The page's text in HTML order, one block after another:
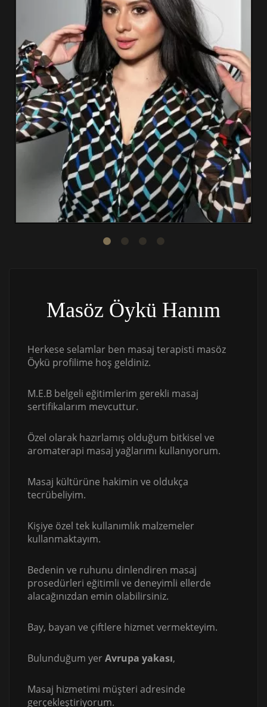
Masöz Öykü Hanım
Herkese selamlar ben masaj terapisti masöz
Öykü profilime hoş geldiniz.
M.E.B belgeli eğitimlerim gerekli masaj
sertifikalarım mevcuttur.
Özel olarak hazırlamış olduğum bitkisel ve
aromaterapi masaj yağlarımı kullanıyorum.
Masaj kültürüne hakimin ve oldukça
tecrübeliyim.
Kişiye özel tek kullanımlık malzemeler
kullanmaktayım.
Bedenin ve ruhunu dinlendiren masaj
prosedürleri eğitimli ve deneyimli ellerde
alacağınızdan emin olabilirsiniz.
Bay, bayan ve çiftlere hizmet vermekteyim.
Bulunduğum yerAvrupa yakası,
Masaj hizmetimi müşteri adresinde
gerçekleştiriyorum.